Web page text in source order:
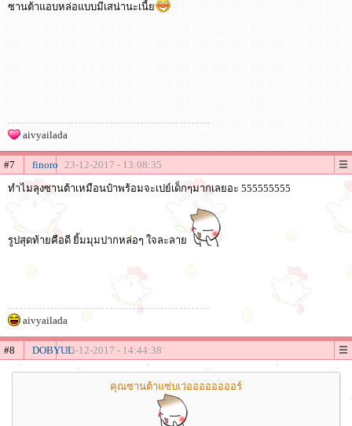
ซานต้าแอบหล่อแบบมีเสน่านะเนี้ย
aivyailada
#7 finoro 23-12-2017 - 13:08:35
ทำไมลุงซานต้าเหมือนป๋าพร้อมจะเปย์เด็กๆมากเลยอะ 555555555
รูปสุดท้ายคือดี ยิ้มมุมปากหล่อๆ ใจละลาย
aivyailada
#8 DOBYUL23-12-2017 - 14:44:38
คุณซานต้าแซ่บเว่ออออออออร์